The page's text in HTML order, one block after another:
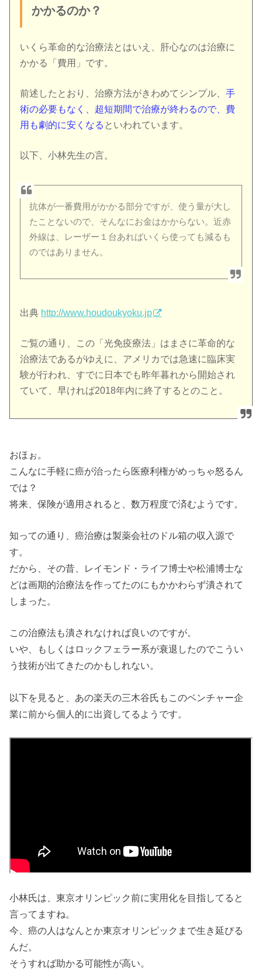
かかるのか？
いくら革命的な治療法とはいえ、肝心なのは治療に
かかる「費用」です。
前述したとおり、治療方法がきわめてシンプル、手
術の必要もなく、超短期間で治療が終わるので、費
用も劇的に安くなる といわれています。
以下、小林先生の言。
抗体が一番費用がかかる部分ですが、使う量が大し
たことないので、そんなにお金はかからない。近赤
外線は、レーザー１台あればいくら使っても減るも
のではありません。
出典 http://www.houdoukyoku.jp
ご覧の通り、この「光免疫療法」はまさに革命的な
治療法であるがゆえに、アメリカでは急速に臨床実
験が行われ、すでに日本でも昨年暮れから開始され
ていて、早ければ2018年内に終了するとのこと。
おほぉ。
こんなに手軽に癌が治ったら医療利権がめっちゃ怒るん
では？
将来、保険が適用されると、数万程度で済むようです。
知っての通り、癌治療は製薬会社のドル箱の収入源で
す。
だから、その昔、レイモンド・ライフ博士や松浦博士な
どは画期的治療法を作ってたのにもかかわらず潰されて
しまった。
この治療法も潰されなければ良いのですが。
いや、もしくはロックフェラー系が衰退したのでこうい
う技術が出てきたのかもしれない。
以下を見ると、あの楽天の三木谷氏もこのベンチャー企
業に前から個人的に出資してるようです。
小林氏は、東京オリンピック前に実用化を目指してると
言ってますね。
今、癌の人はなんとか東京オリンピックまで生き延びる
んだ。
そうすれば助かる可能性が高い。